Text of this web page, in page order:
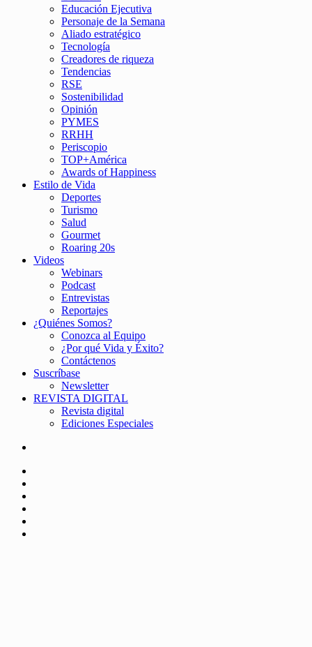
Educación Ejecutiva
Personaje de la Semana
Aliado estratégico
Tecnología
Creadores de riqueza
Tendencias
RSE
Sostenibilidad
Opinión
PYMES
RRHH
Periscopio
TOP+América
Awards of Happiness
Estilo de Vida
Deportes
Turismo
Salud
Gourmet
Roaring 20s
Videos
Webinars
Podcast
Entrevistas
Reportajes
¿Quiénes Somos?
Conozca al Equipo
¿Por qué Vida y Éxito?
Contáctenos
Suscríbase
Newsletter
REVISTA DIGITAL
Revista digital
Ediciones Especiales